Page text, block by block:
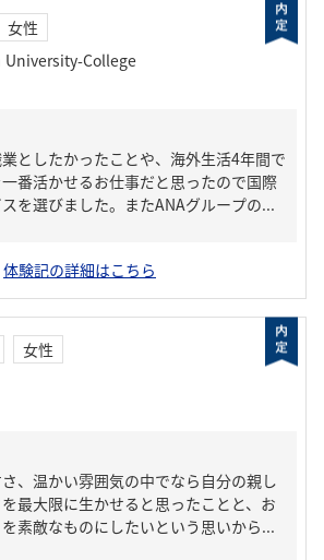
女性
University-College
としたかったことや、海外生活4年間で
番活かせるお仕事だと思ったので国際
を選びました。またANAグループの...
体験記の詳細はこちら
女性
、温かい雰囲気の中でなら自分の親し
最大限に生かせると思ったことと、お
素敵なものにしたいという思いから...